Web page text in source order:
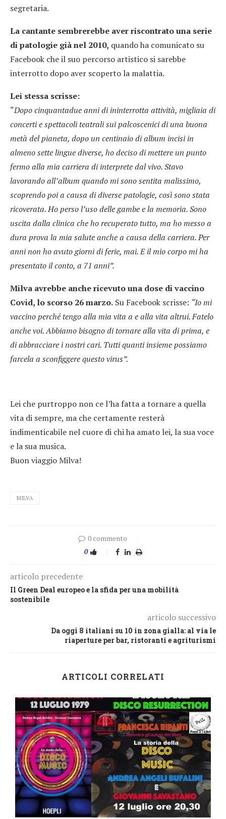
segretaria.
La cantante sembrerebbe aver riscontrato una serie
di patologie già nel 2010, quando ha comunicato su
Facebook che il suo percorso artistico si sarebbe
interrotto dopo aver scoperto la malattia.
Lei stessa scrisse:
“Dopo cinquantadue anni di ininterrotta attività, migliaia di
concerti e spettacoli teatrali sui palcoscenici di una buona
metà del pianeta, dopo un centinaio di album incisi in
almeno sette lingue diverse, ho deciso di mettere un punto
fermo alla mia carriera di interprete dal vivo. Stavo
lavorando all’album quando mi sono sentita malissimo,
scoprendo poi a causa di diverse patologie, così sono stata
ricoverata. Ho perso l’uso delle gambe e la memoria. Sono
uscita dalla clinica che ho recuperato tutto, ma ho messo a
dura prova la mia salute anche a causa della carriera. Per
anni non ho avuto giorni di ferie, mai. E il mio corpo mi ha
presentato il conto, a 71 anni”.
Milva avrebbe anche ricevuto una dose di vaccino
Covid, lo scorso 26 marzo. Su Facebook scrisse: “Io mi
vaccino perché tengo alla mia vita a e alla vita altrui. Fatelo
anche voi. Abbiamo bisogno di tornare alla vita di prima, e
di abbracciare i nostri cari. Tutti quanti insieme possiamo
farcela a sconfiggere questo virus”.
Lei che purtroppo non ce l’ha fatta a tornare a quella
vita di sempre, ma che certamente resterà
indimenticabile nel cuore di chi ha amato lei, la sua voce
e la sua musica.
Buon viaggio Milva!
MILVA
0 commento
0
articolo precedente
Il Green Deal europeo e la sfida per una mobilità
sostenibile
articolo successivo
Da oggi 8 italiani su 10 in zona gialla: al via le
riaperture per bar, ristoranti e agriturismi
ARTICOLI CORRELATI